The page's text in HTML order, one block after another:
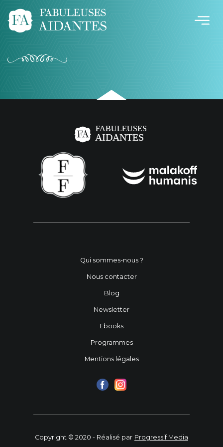
Qui sommes-nous ?
Nous contacter
Blog
Newsletter
Ebooks
Programmes
Mentions légales
Copyright © 2020 - Réalisé par Progressif Media